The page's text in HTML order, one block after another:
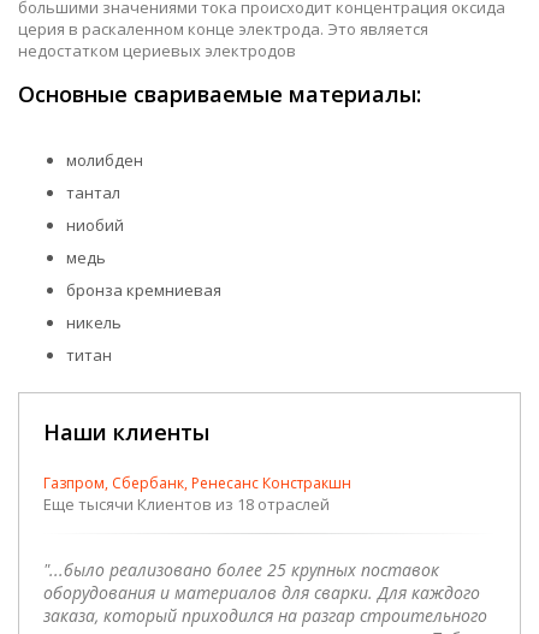
большими значениями тока происходит концентрация оксида
церия в раскаленном конце электрода. Это является
недостатком цериевых электродов
Основные свариваемые материалы:
молибден
тантал
ниобий
медь
бронза кремниевая
никель
титан
Наши клиенты
Газпром, Сбербанк, Ренесанс Констракшн
Еще тысячи Клиентов из 18 отраслей
"...было реализовано более 25 крупных поставок
оборудования и материалов для сварки. Для каждого
заказа, который приходился на разгар строительного